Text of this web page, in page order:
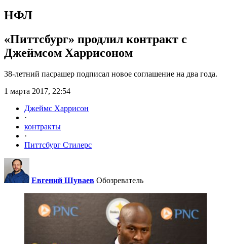
НФЛ
«Питтсбург» продлил контракт с
Джеймсом Харрисоном
38-летний пасрашер подписал новое соглашение на два года.
1 марта 2017, 22:54
Джеймс Харрисон
·
контракты
·
Питтсбург Стилерс
Евгений Шуваев Обозреватель